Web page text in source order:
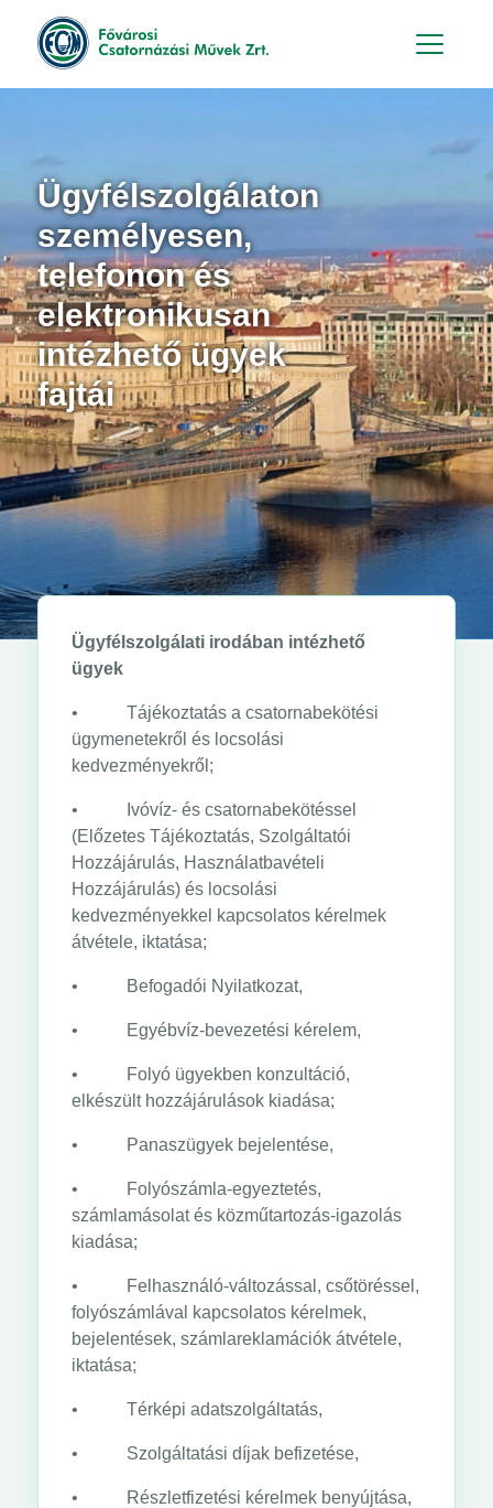
Ügyfélszolgálaton
személyesen,
telefonon és
elektronikusan
intézhető ügyek
fajtái
Ügyfélszolgálati irodában intézhető
ügyek
• Tájékoztatás a csatornabekötési
ügymenetekről és locsolási
kedvezményekről;
• Ivóvíz- és csatornabekötéssel
(Előzetes Tájékoztatás, Szolgáltatói
Hozzájárulás, Használatbavételi
Hozzájárulás) és locsolási
kedvezményekkel kapcsolatos kérelmek
átvétele, iktatása;
• Befogadói Nyilatkozat,
• Egyébvíz-bevezetési kérelem,
• Folyó ügyekben konzultáció,
elkészült hozzájárulások kiadása;
• Panaszügyek bejelentése,
• Folyószámla-egyeztetés,
számlamásolat és közműtartozás-igazolás
kiadása;
• Felhasználó-változással, csőtöréssel,
folyószámlával kapcsolatos kérelmek,
bejelentések, számlareklamációk átvétele,
iktatása;
• Térképi adatszolgáltatás,
• Szolgáltatási díjak befizetése,
• Részletfizetési kérelmek benyújtása,